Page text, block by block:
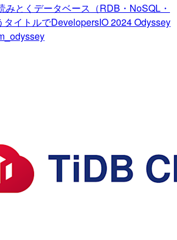
みとくデータベース（RDB・NoSQL・
イトルでDevelopersIO 2024 Odyssey